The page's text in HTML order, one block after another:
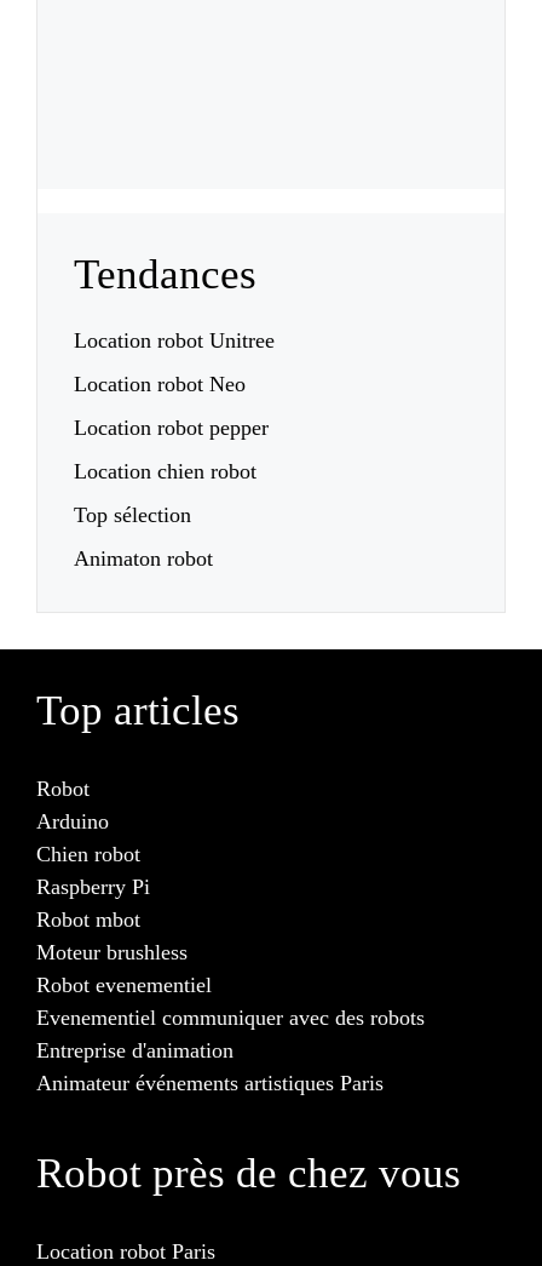
Tendances
Location robot Unitree
Location robot Neo
Location robot pepper
Location chien robot
Top sélection
Animaton robot
Top articles
Robot
Arduino
Chien robot
Raspberry Pi
Robot mbot
Moteur brushless
Robot evenementiel
Evenementiel communiquer avec des robots
Entreprise d'animation
Animateur événements artistiques Paris
Robot près de chez vous
Location robot Paris